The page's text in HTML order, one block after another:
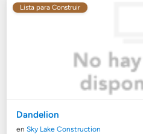
Lista para Construir
Dandelion
enSky Lake Construction